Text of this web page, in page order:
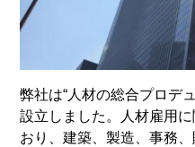
弊社は“人材の総合プロデ
設立しました。人材雇用
おり、建築、製造、事務